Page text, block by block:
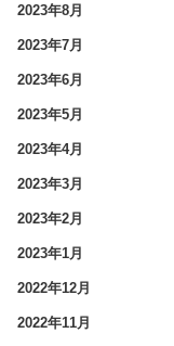
2023年8月
2023年7月
2023年6月
2023年5月
2023年4月
2023年3月
2023年2月
2023年1月
2022年12月
2022年11月